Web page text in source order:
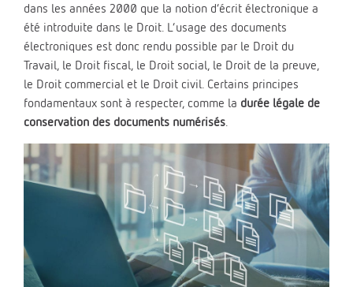
dans les années 2000 que la notion d’écrit électronique a
été introduite dans le Droit. L’usage des documents
électroniques est donc rendu possible par le Droit du
Travail, le Droit fiscal, le Droit social, le Droit de la preuve,
le Droit commercial et le Droit civil. Certains principes
fondamentaux sont à respecter, comme la durée légale de
conservation des documents numérisés.